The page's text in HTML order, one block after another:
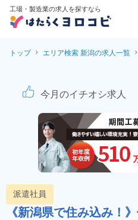
工場・製造業の求人を探すなら
トップ エリア検索 新潟の求人一覧
アルミ建材
今月のイチオシ求人
派遣社員
《新潟県で住み込み！